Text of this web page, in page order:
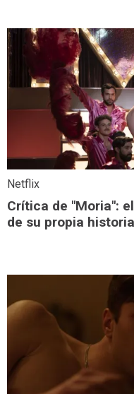
Netflix
Crítica de "Moria":
de su propia historia